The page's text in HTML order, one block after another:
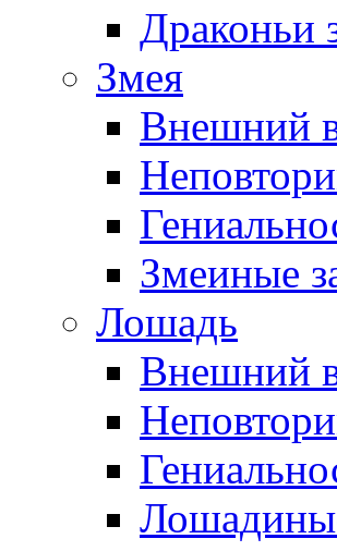
Драконьи
Змея
Внешний
Змеиные
Лошадь
Внешний